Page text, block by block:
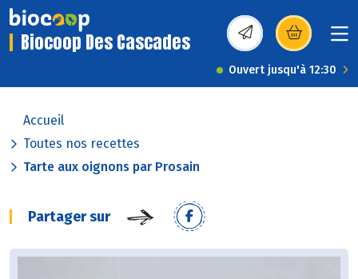
Biocoop Des Cascades (s’ouvre dans une
Ouvert jusqu'à 12:30
Accueil
Toutes nos recettes
Tarte aux oignons par Prosain
Partager sur